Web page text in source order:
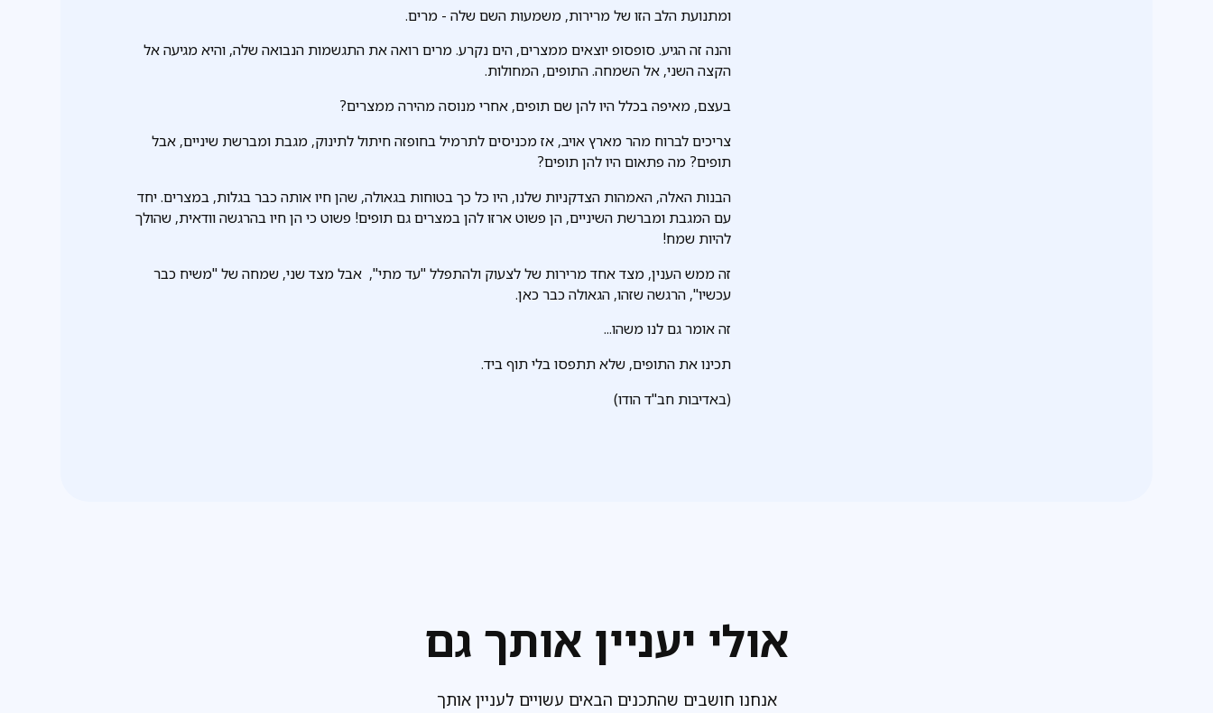
ומתנועת הלב הזו של מרירות, משמעות השם שלה - מרים.
והנה זה הגיע. סופסופ יוצאים ממצרים, הים נקרע. מרים רואה את התגשמות הנבואה שלה, והיא מגיעה אל
הקצה השני, אל השמחה. התופים, המחולות.
בעצם, מאיפה בכלל היו להן שם תופים, אחרי מנוסה מהירה ממצרים?
צריכים לברוח מהר מארץ אויב, אז מכניסים לתרמיל בחופזה חיתול לתינוק, מגבת ומברשת שיניים, אבל
תופים? מה פתאום היו להן תופים?
הבנות האלה, האמהות הצדקניות שלנו, היו כל כך בטוחות בגאולה, שהן חיו אותה כבר בגלות, במצרים. יחד
עם המגבת ומברשת השיניים, הן פשוט ארזו להן במצרים גם תופים! פשוט כי הן חיו בהרגשה וודאית, שהולך
להיות שמח!
זה ממש הענין, מצד אחד מרירות של לצעוק ולהתפלל "עד מתי", אבל מצד שני, שמחה של "משיח כבר
עכשיו", הרגשה שזהו, הגאולה כבר כאן.
זה אומר גם לנו משהו...
תכינו את התופים, שלא תתפסו בלי תוף ביד.
(באדיבות חב"ד הודו)
אולי יעניין אותך גם
אנחנו חושבים שהתכנים הבאים עשויים לעניין אותך